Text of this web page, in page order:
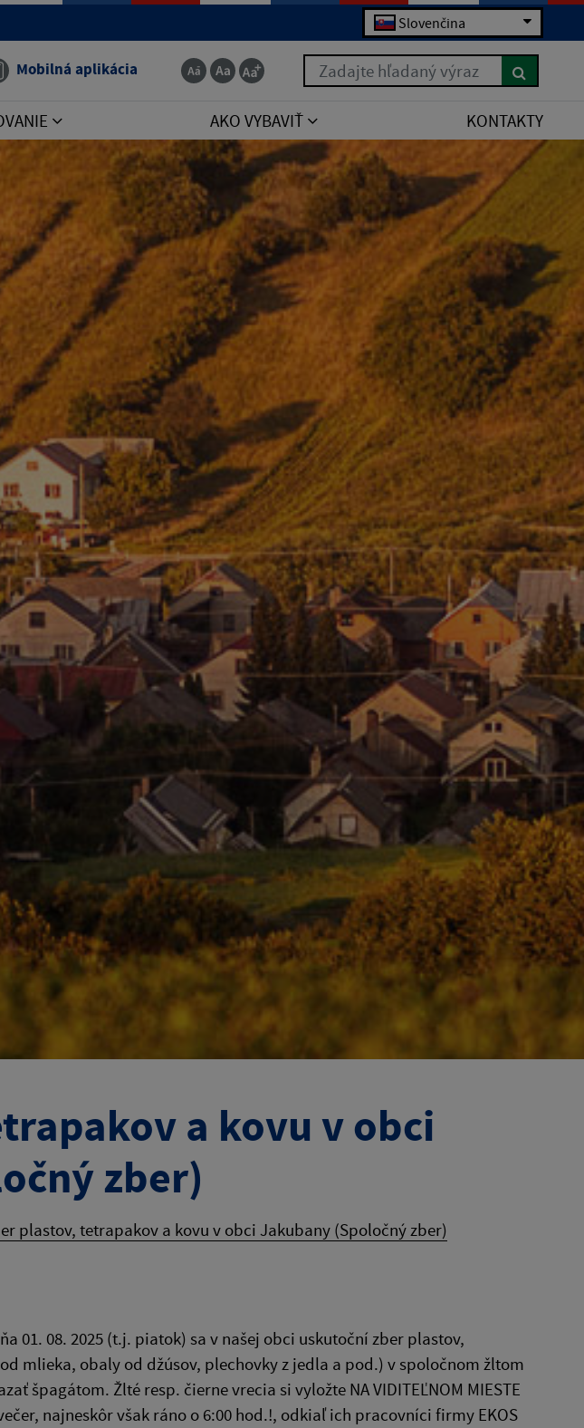
Slovenčina
Mobilná aplikácia Zadajte hľadaný výraz
AKO VYBAVIŤ KONTAKTY
a kovu v obci
zber)
plastov, tetrapakov a kovu v obci Jakubany (Spoločný zber)
01. 08. 2025 (t.j. piatok) sa v našej obci uskutoční zber plastov,
mlieka, obaly od džúsov, plechovky z jedla a pod.) v spoločnom žltom
špagátom. Žlté resp. čierne vrecia si vyložte NA VIDITEĽNOM MIESTE
najneskôr však ráno o 6:00 hod.!, odkiaľ ich pracovníci firmy EKOS